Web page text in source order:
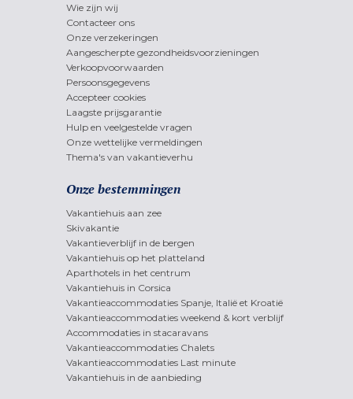
Wie zijn wij
Contacteer ons
Onze verzekeringen
Aangescherpte gezondheidsvoorzieningen
Verkoopvoorwaarden
Persoonsgegevens
Accepteer cookies
Laagste prijsgarantie
Hulp en veelgestelde vragen
Onze wettelijke vermeldingen
Thema's van vakantieverhu
Onze bestemmingen
Vakantiehuis aan zee
Skivakantie
Vakantieverblijf in de bergen
Vakantiehuis op het platteland
Aparthotels in het centrum
Vakantiehuis in Corsica
Vakantieaccommodaties Spanje, Italië et Kroatië
Vakantieaccommodaties weekend & kort verblijf
Accommodaties in stacaravans
Vakantieaccommodaties Chalets
Vakantieaccommodaties Last minute
Vakantiehuis in de aanbieding